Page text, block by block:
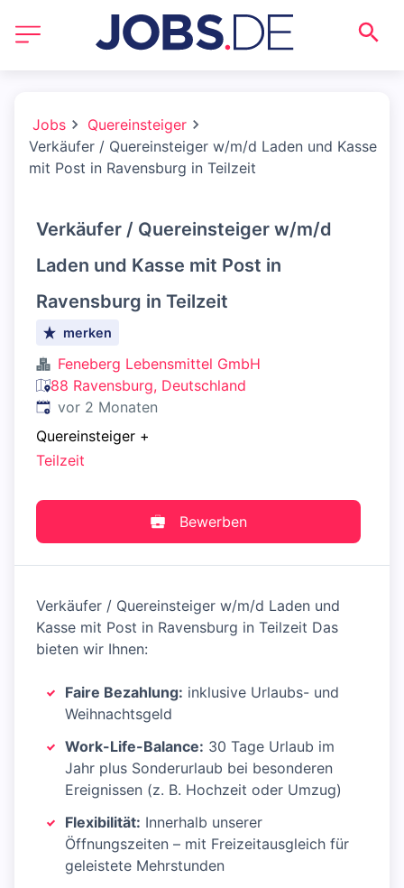
Jobs
Quereinsteiger
Verkäufer / Quereinsteiger w/m/d Laden und Kasse
mit Post in Ravensburg in Teilzeit
Verkäufer / Quereinsteiger w/m/d
Laden und Kasse mit Post in
Ravensburg in Teilzeit
merken
Feneberg Lebensmittel GmbH
88 Ravensburg, Deutschland
Veröffentlicht:
vor 2 Monaten
Quereinsteiger +
Teilzeit
Bewerben
Verkäufer / Quereinsteiger w/m/d Laden und
Kasse mit Post in Ravensburg in Teilzeit Das
bieten wir Ihnen:
Faire Bezahlung: inklusive Urlaubs- und
Weihnachtsgeld
Work-Life-Balance: 30 Tage Urlaub im
Jahr plus Sonderurlaub bei besonderen
Ereignissen (z. B. Hochzeit oder Umzug)
Flexibilität: Innerhalb unserer
Öffnungszeiten – mit Freizeitausgleich für
geleistete Mehrstunden